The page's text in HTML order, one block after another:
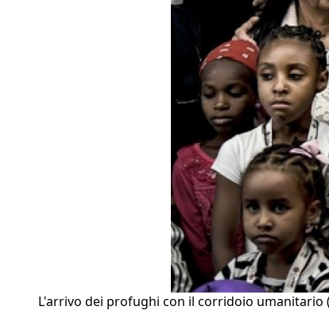
L'arrivo dei profughi con il corridoio umanitario